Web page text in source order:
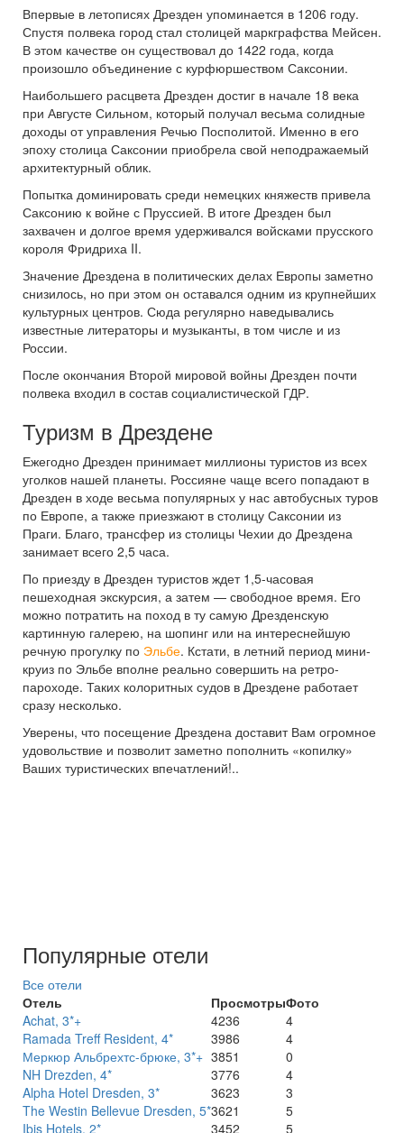
Впервые в летописях Дрезден упоминается в 1206 году.
Спустя полвека город стал столицей маркграфства Мейсен.
В этом качестве он существовал до 1422 года, когда
произошло объединение с курфюршеством Саксонии.
Наибольшего расцвета Дрезден достиг в начале 18 века
при Августе Сильном, который получал весьма солидные
доходы от управления Речью Посполитой. Именно в его
эпоху столица Саксонии приобрела свой неподражаемый
архитектурный облик.
Попытка доминировать среди немецких княжеств привела
Саксонию к войне с Пруссией. В итоге Дрезден был
захвачен и долгое время удерживался войсками прусского
короля Фридриха II.
Значение Дрездена в политических делах Европы заметно
снизилось, но при этом он оставался одним из крупнейших
культурных центров. Сюда регулярно наведывались
известные литераторы и музыканты, в том числе и из
России.
После окончания Второй мировой войны Дрезден почти
полвека входил в состав социалистической ГДР.
Туризм в Дрездене
Ежегодно Дрезден принимает миллионы туристов из всех
уголков нашей планеты. Россияне чаще всего попадают в
Дрезден в ходе весьма популярных у нас автобусных туров
по Европе, а также приезжают в столицу Саксонии из
Праги. Благо, трансфер из столицы Чехии до Дрездена
занимает всего 2,5 часа.
По приезду в Дрезден туристов ждет 1,5-часовая
пешеходная экскурсия, а затем — свободное время. Его
можно потратить на поход в ту самую Дрезденскую
картинную галерею, на шопинг или на интереснейшую
речную прогулку по Эльбе. Кстати, в летний период мини-
круиз по Эльбе вполне реально совершить на ретро-
пароходе. Таких колоритных судов в Дрездене работает
сразу несколько.
Уверены, что посещение Дрездена доставит Вам огромное
удовольствие и позволит заметно пополнить «копилку»
Ваших туристических впечатлений!..
Популярные отели
Все отели
Отель
ПросмотрыФото
Achat, 3*+
4236
4
Ramada Treff Resident, 4*
3986
4
Меркюр Альбрехтс-брюке, 3*+ 3851
0
NH Drezden, 4*
3776
4
Alpha Hotel Dresden, 3*
3623
3
The Westin Bellevue Dresden, 5*3621
5
Ibis Hotels, 2*
3452
5